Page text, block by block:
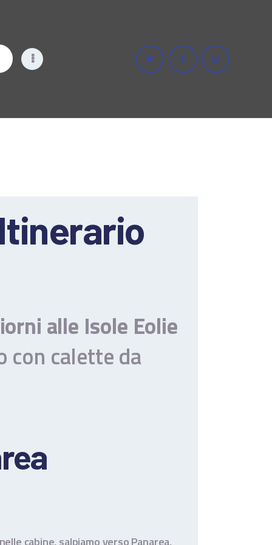
alle Isole Eolie
con calette da
cabine, salpiamo verso Panarea,